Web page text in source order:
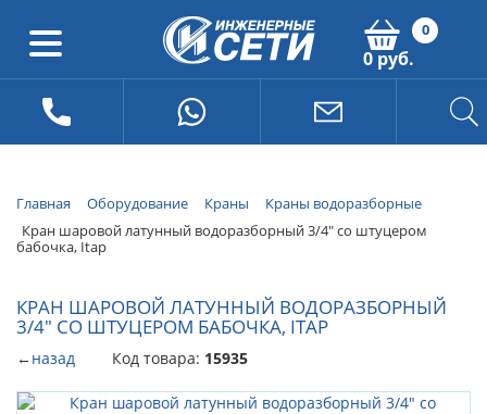
0
0 руб.
Главная Оборудование Краны
Краны водоразборные
Кран шаровой латунный водоразборный 3/4" со штуцером
бабочка, Itap
КРАН ШАРОВОЙ ЛАТУННЫЙ ВОДОРАЗБОРНЫЙ
3/4" СО ШТУЦЕРОМ БАБОЧКА, ITAP
←назад Код товара: 15935